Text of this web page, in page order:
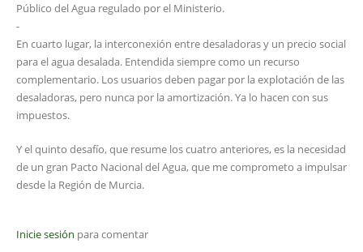
Público del Agua regulado por el Ministerio.
-
En cuarto lugar, la interconexión entre desaladoras y un precio social
para el agua desalada. Entendida siempre como un recurso
complementario. Los usuarios deben pagar por la explotación de las
desaladoras, pero nunca por la amortización. Ya lo hacen con sus
impuestos.
Y el quinto desafío, que resume los cuatro anteriores, es la necesidad
de un gran Pacto Nacional del Agua, que me comprometo a impulsar
desde la Región de Murcia.
Inicie sesión para comentar